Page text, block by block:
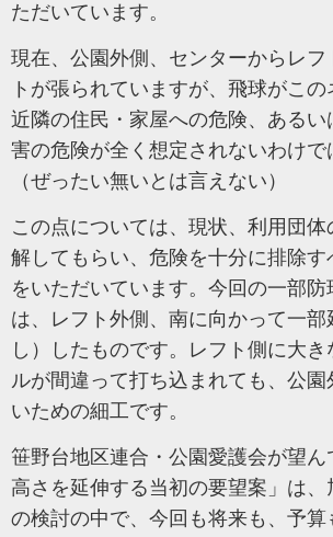
ただいています。
現在、公園外側、センターからレフ
トが張られていますが、飛球がこの
近隣の住民・家屋への危険、ある
害の危険が全く想定されないわけで
（ぜったい無いとは言えない）
この点については、現状、利用団
解してもらい、危険を十分に排除す
をいただいています。今回の一部防
は、レフト外側、南に向かって一部
し）したものです。レフト側に大
ルが間違って打ち込まれても、公園
いための細工です。
笹野台地区連合・公園愛護会が望ん
高さを延伸する当初の要望案」は、
の検討の中で、今回も将来も、予算